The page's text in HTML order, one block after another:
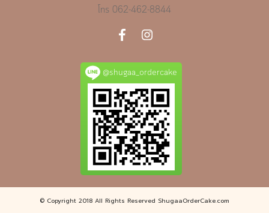
โทร 062-462-8844
@shugaa_ordercake
© Copyright 2018 All Rights Reserved ShugaaOrderCake.com